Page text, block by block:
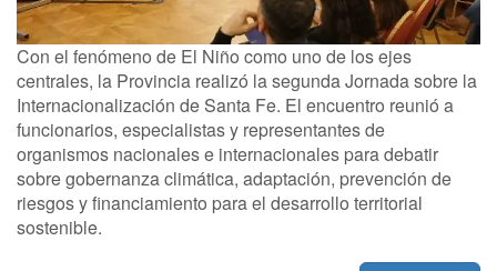
Con el fenómeno de El Niño como uno de los ejes
centrales, la Provincia realizó la segunda Jornada sobre la
Internacionalización de Santa Fe. El encuentro reunió a
funcionarios, especialistas y representantes de
organismos nacionales e internacionales para debatir
sobre gobernanza climática, adaptación, prevención de
riesgos y financiamiento para el desarrollo territorial
sostenible.